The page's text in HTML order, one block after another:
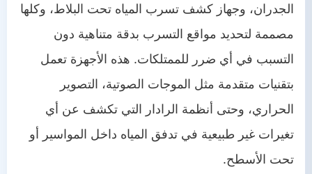
الجدران، وجهاز كشف تسرب المياه تحت البلاط، وكلها
مصممة لتحديد مواقع التسرب بدقة متناهية دون
التسبب في أي ضرر للممتلكات. هذه الأجهزة تعمل
بتقنيات متقدمة مثل الموجات الصوتية، التصوير
الحراري، وحتى أنظمة الرادار التي تكشف عن أي
تغيرات غير طبيعية في تدفق المياه داخل المواسير أو
تحت الأسطح.